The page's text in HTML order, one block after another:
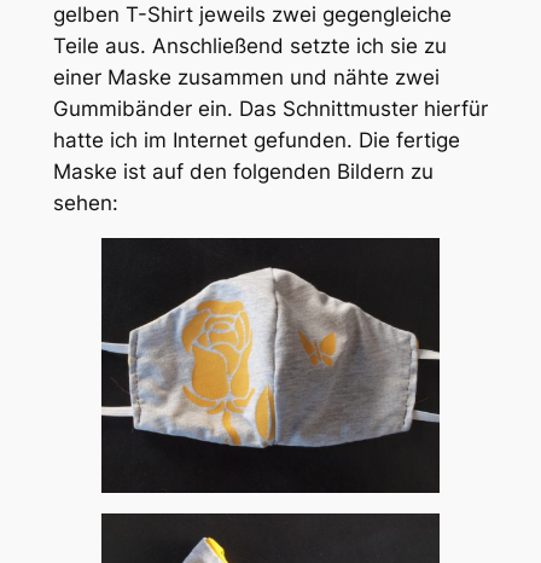
gelben T-Shirt jeweils zwei gegengleiche
Teile aus. Anschließend setzte ich sie zu
einer Maske zusammen und nähte zwei
Gummibänder ein. Das Schnittmuster hierfür
hatte ich im Internet gefunden. Die fertige
Maske ist auf den folgenden Bildern zu
sehen: